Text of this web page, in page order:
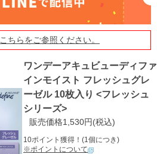
こちらをご参照ください。
ワンデーアキュビューディファ
インモイスト フレッシュグレ
ーゼル 10枚入り <フレッシュ
シリーズ>
販売価格1,530円(税込)
10ポイント獲得！(1個につき)
※ポイントについて